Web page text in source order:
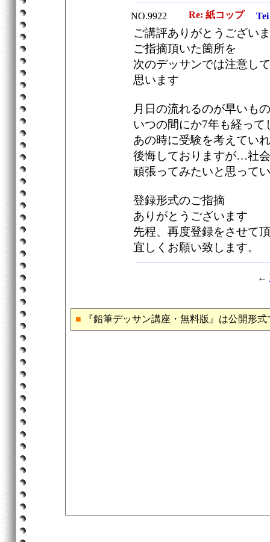
NO.9922 Re: 紙コップ Tei
ご講評ありがとうござい
ご指摘頂いた箇所を
次のデッサンでは注意し
思います
月日の流れるのが早いも
いつの間にか7年も経って
あの時に受験を考えてい
後悔しておりますが…社
頑張ってみたいと思って
登録形式のご指摘
ありがとうございます
先程、再度登録をさせて
宜しくお願い致します。
←
■ 『鉛筆デッサン講座・無料版』は公開形